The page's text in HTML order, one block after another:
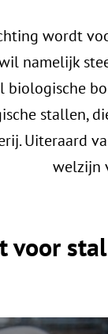
wordt
namelijk
biologische
stallen,
Uiteraard
welzijn
voor